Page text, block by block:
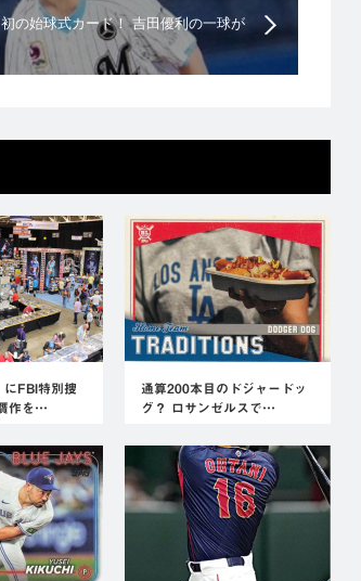
の始球式カード！ 吉田優利の一球が
One」に！【ニューストピックス】
にFBI特別捜
作を…
通算200本目のドジャードッ
グ？ ロサンゼルスで…